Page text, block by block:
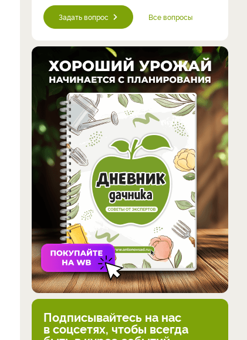
Задать вопрос Все вопросы
Подписывайтесь на нас
в соцсетях, чтобы всегда